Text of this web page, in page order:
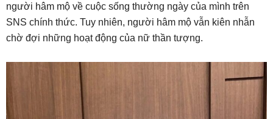
người hâm mộ về cuộc sống thường ngày của mình trên
SNS chính thức. Tuy nhiên, người hâm mộ vẫn kiên nhẫn
chờ đợi những hoạt động của nữ thần tượng.